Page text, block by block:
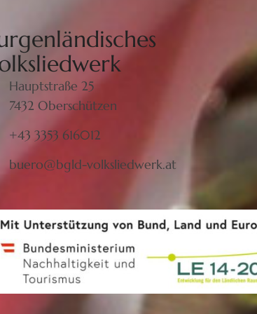
Hauptstraße 25
7432 Oberschützen
+43 3353 616012
buero@bgld-volksliedwerk.at